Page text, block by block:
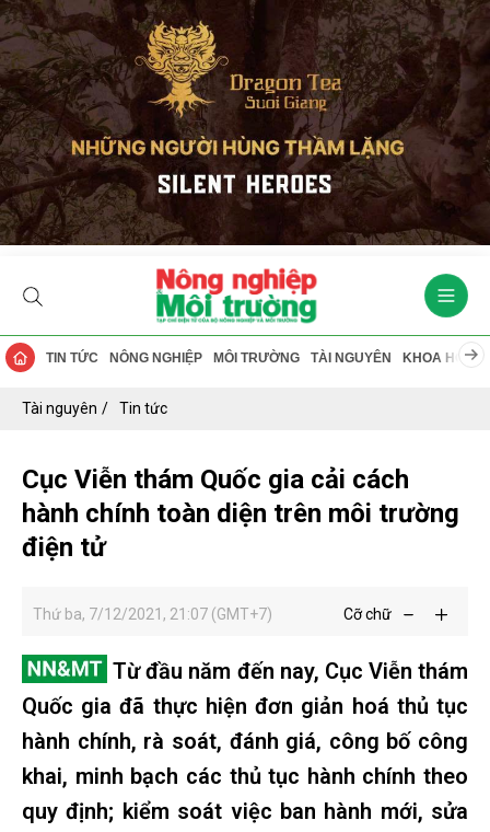
TIN TỨC NÔNG NGHIỆP MÔI TRƯỜNG TÀI NGUYÊN KHOA HỌC
Tài nguyên Tin tức
Cục Viễn thám Quốc gia cải cách
hành chính toàn diện trên môi trường
điện tử
Thứ ba, 7/12/2021, 21:07 (GMT+7) Cỡ chữ
Từ đầu năm đến nay, Cục Viễn thám
Quốc gia đã thực hiện đơn giản hoá thủ tục
hành chính, rà soát, đánh giá, công bố công
khai, minh bạch các thủ tục hành chính theo
quy định; kiểm soát việc ban hành mới, sửa